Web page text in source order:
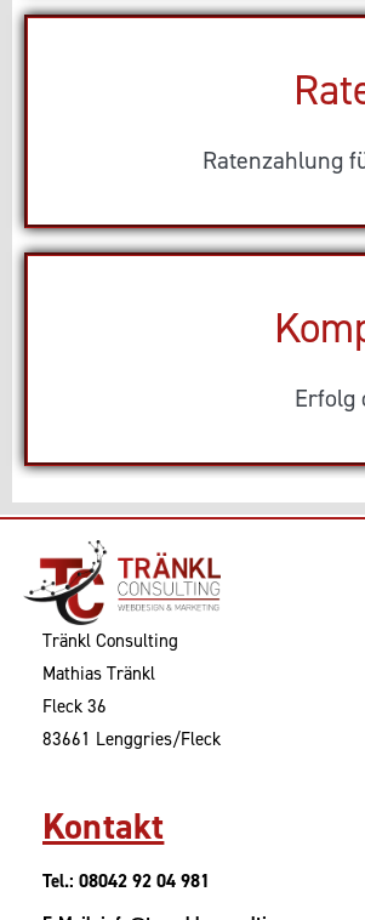
Ratenzahlung
Erfolg
Tränkl Consulting
Mathias Tränkl
Fleck 36
83661 Lenggries/Fleck
Kontakt
Tel.: 08042 92 04 981